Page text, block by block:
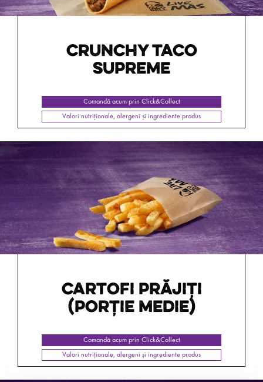
CRUNCHY TACO
SUPREME
Comandă acum prin Click&Collect
Valori nutriționale, alergeni și ingrediente produs
CARTOFI PRĂJIŢI
(PORŢIE MEDIE)
Comandă acum prin Click&Collect
Valori nutriționale, alergeni și ingrediente produs